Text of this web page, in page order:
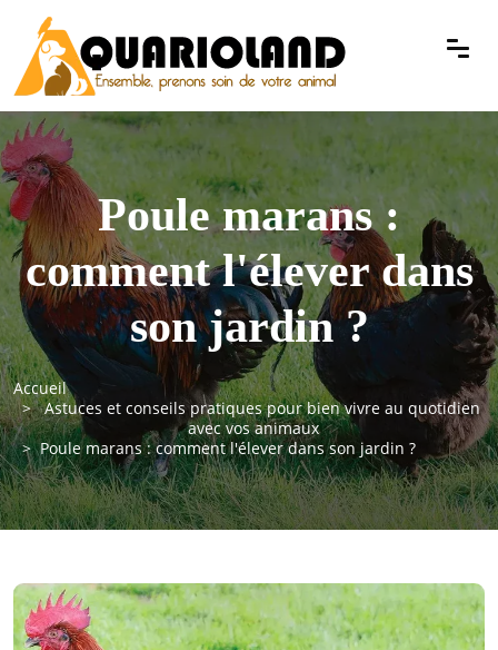
Poule marans :
comment l'élever dans
son jardin ?
Accueil
Astuces et conseils pratiques pour bien vivre au quotidien
avec vos animaux
Poule marans : comment l'élever dans son jardin ?